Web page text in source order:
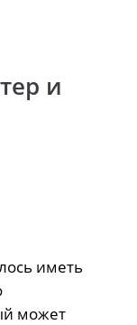
и
иметь
может